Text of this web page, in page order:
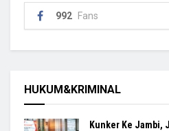
992 Fans
HUKUM&KRIMINAL
Kunker Ke Jambi,